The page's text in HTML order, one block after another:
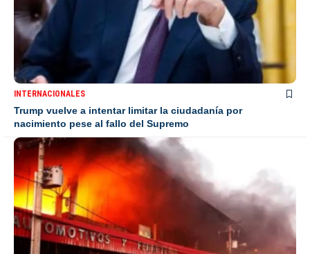
INTERNACIONALES
Trump vuelve a intentar limitar la ciudadanía por
nacimiento pese al fallo del Supremo